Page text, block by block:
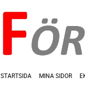
STARTSIDA MINA SIDOR